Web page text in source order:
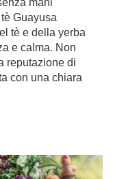
mani
Guayusa
tè e della yerba
e calma. Non
reputazione di
con una chiara